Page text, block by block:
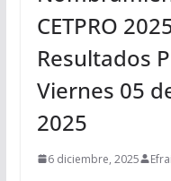
CETPRO
Resultados
Viernes 05
2025
6 diciembre, 2025